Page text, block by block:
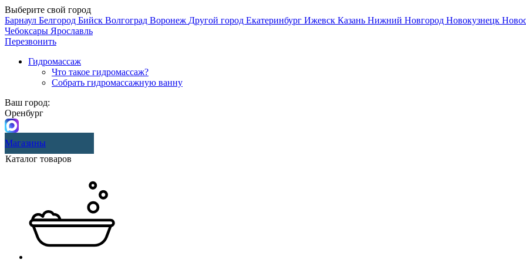
Выберите свой город
Барнаул Белгород Бийск Волгоград Воронеж Другой город Екатеринбург Ижевск Казань Нижний Новгород Новокузнецк
Чебоксары Ярославль
Перезвонить
Гидромассаж
Что такое гидромассаж?
Собрать гидромассажную ванну
Ваш город:
Оренбург
Магазины
Каталог товаров